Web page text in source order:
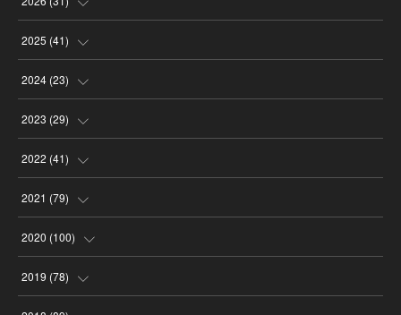
(4
(8
(4
(2
2025 (41)
(4
(9
(6
(1
2024 (23)
(3
(2
(1
(3)
2023 (29)
(3
(3
(3)
(2
2022 (41)
(6
(3)
(1
(4
2021 (79)
(7)
(7
(7
2020 (100)
(16 )
2019 (78)